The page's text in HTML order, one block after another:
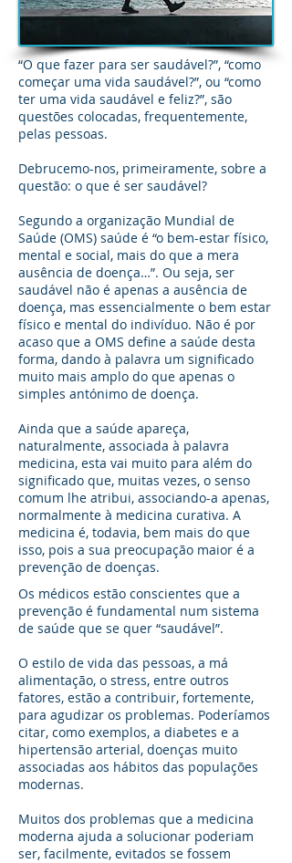
“O que fazer para ser saudável?”, “como
começar uma vida saudável?”, ou “como
ter uma vida saudável e feliz?”, são
questões colocadas, frequentemente,
pelas pessoas.
Debrucemo-nos, primeiramente, sobre a
questão: o que é ser saudável?
Segundo a organização Mundial de
Saúde (OMS) saúde é “o bem-estar físico,
mental e social, mais do que a mera
ausência de doença…”. Ou seja, ser
saudável não é apenas a ausência de
doença, mas essencialmente o bem estar
físico e mental do indivíduo. Não é por
acaso que a OMS define a saúde desta
forma, dando à palavra um significado
muito mais amplo do que apenas o
simples antónimo de doença.
Ainda que a saúde apareça,
naturalmente, associada à palavra
medicina, esta vai muito para além do
significado que, muitas vezes, o senso
comum lhe atribui, associando-a apenas,
normalmente à medicina curativa. A
medicina é, todavia, bem mais do que
isso, pois a sua preocupação maior é a
prevenção de doenças.
Os médicos estão conscientes que a
prevenção é fundamental num sistema
de saúde que se quer “saudável”.
O estilo de vida das pessoas, a má
alimentação, o stress, entre outros
fatores, estão a contribuir, fortemente,
para agudizar os problemas. Poderíamos
citar, como exemplos, a diabetes e a
hipertensão arterial, doenças muito
associadas aos hábitos das populações
modernas.
Muitos dos problemas que a medicina
moderna ajuda a solucionar poderiam
ser, facilmente, evitados se fossem